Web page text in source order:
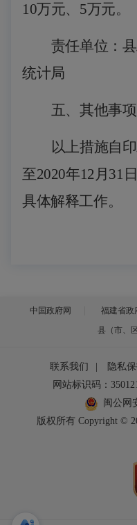
10万元、5万元。
责任单位：
统计局
五、其他事项
以上措施自
至2020年12月31
具体解释工作。
中国政府网 福建省政
县（市、
联系我们 隐私
网站标识码：
闽公网
版权所有 Copyright ©